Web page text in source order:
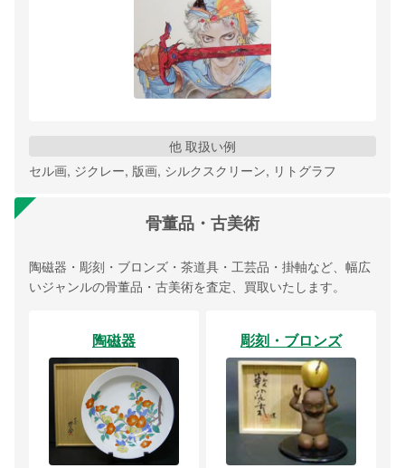
他 取扱い例
セル画, ジクレー, 版画, シルクスクリーン, リトグラフ
骨董品・古美術
陶磁器・彫刻・ブロンズ・茶道具・工芸品・掛軸など、幅広
いジャンルの骨董品・古美術を査定、買取いたします。
陶磁器 彫刻・ブロンズ